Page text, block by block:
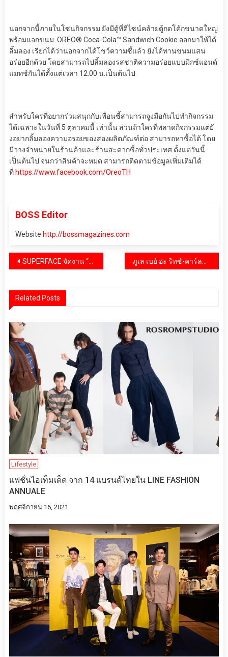
นอกจากนี้ภายในโซนกิจกรรม ยังมีตู้ที่ดีไซน์คล้ายตู้กดโค้กขนาดใหญ่
พร้อมแจกขนม OREO® Coca-Cola™ Sandwich Cookie ออกมาให้ได้
ลิ้มลอง เรียกได้ว่านอกจากได้โชว์ความซี้แล้ว ยังได้ทานขนมแสน
อร่อยอีกด้วย โดยสามารถไปลิ้มลองรสชาติความอร่อยแบบมิกซ์แอนด์
แมทช์กันได้ตั้งแต่เวลา 12.00 น.เป็นต้นไป
สำหรับใครที่อยากร่วมสนุกกับเพื่อนซี้สามารถจูงมือกันไปทำกิจกรรม
ได้เฉพาะในวันที่ 5 ตุลาคมนี้ เท่านั้น ส่วนถ้าใครที่พลาดกิจกรรมแต่ยั
งอยากลิ้มลองความอร่อยของสองผลิตภัณฑ์ต่อ สามารถหาซื้อได้ โดย
มีวางจำหน่ายในร้านค้าและร้านสะดวกซื้อทั่วประเทศ ตั้งแต่วันนี้
เป็นต้นไป จนกว่าสินค้าจะหมด สามารถติดตามข้อมูลเพิ่มเติมได้
ที่https://www.facebook.com/OreoTH
BOSS Editor
Website http://bossmagazines.com
แนะแนว
SUPERFACE จัดงาน “GRAND OPEN HOUSE OF IDEA LIVE” เปิดตัว “IDEA LIVE” สุดยิ่งใหญ่ พร้อมรองรับกิจกรรมความบันเทิงระดับโลกSUPERFACE จัดงาน “GRAND OPEN HOUSE OF IDEA LIVE” เปิดตัว “IDEA LIVE” สุดยิ่งใหญ่ พร้อมรองรับกิจกรรมความบันเทิงระดับโลก
Related Posts
Lifestyle
แฟชั่นไอเท็มเด็ด จาก 14 แบรนด์ไทยใน LINE FASHION
ANNUALE
พฤศจิกายน 16, 2021